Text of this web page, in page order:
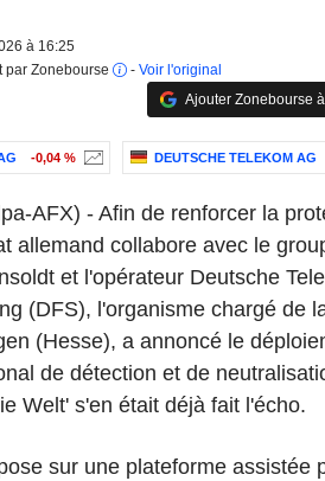
à 16:25
par Zonebourse
- Voir l'original
Ajouter Zonebourse
-0,04 % DEUTSCHE TELEKOM AG
AFX) - Afin de renforcer la
allemand collabore avec le
et l'opérateur Deutsche
(DFS), l'organisme chargé de
(Hesse), a annoncé le
de détection et de
Welt' s'en était déjà fait l'écho.
sur une plateforme assistée